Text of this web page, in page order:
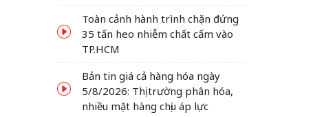
Toàn cảnh hành trình chặn đứng
35 tấn heo nhiễm chất cấm vào
TP.HCM
Bản tin giá cả hàng hóa ngày
5/8/2026: Thị trường phân hóa,
nhiều mặt hàng chịu áp lực